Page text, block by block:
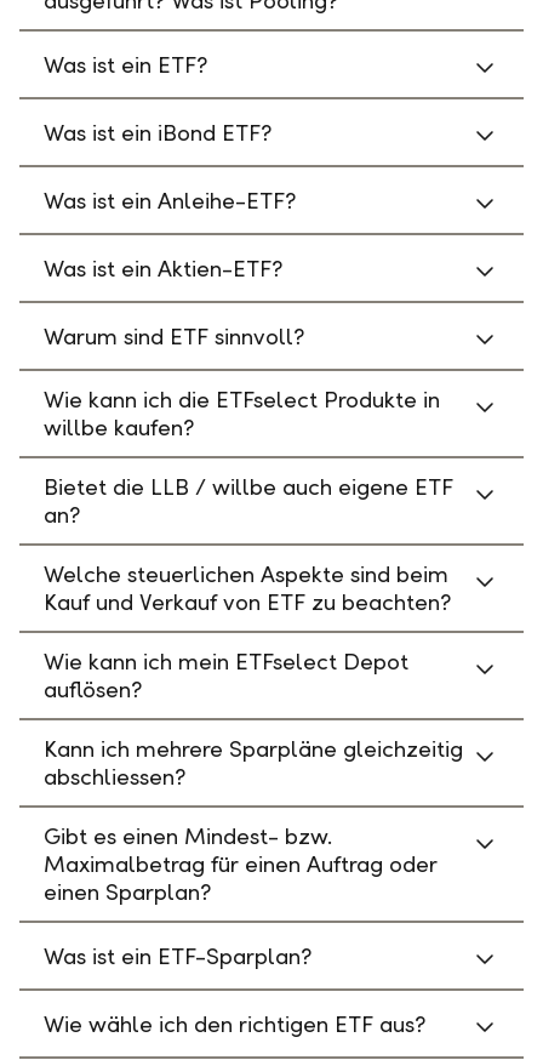
Was ist ein ETF?
Was ist ein iBond ETF?
Was ist ein Anleihe-ETF?
Was ist ein Aktien-ETF?
Warum sind ETF sinnvoll?
Wie kann ich die ETFselect Produkte in
willbe kaufen?
Bietet die LLB / willbe auch eigene ETF
an?
Welche steuerlichen Aspekte sind beim
Kauf und Verkauf von ETF zu beachten?
Wie kann ich mein ETFselect Depot
auflösen?
Kann ich mehrere Sparpläne gleichzeitig
abschliessen?
Gibt es einen Mindest- bzw.
Maximalbetrag für einen Auftrag oder
einen Sparplan?
Was ist ein ETF-Sparplan?
Wie wähle ich den richtigen ETF aus?